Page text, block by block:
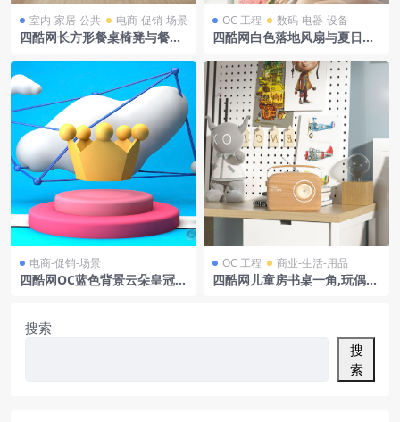
室内-家居-公共 电商-促销-场景
四酷网长方形餐桌椅凳与餐厅
OC 工程 数码-电器-设备
四酷网白色落地风扇与夏日场
电商-促销-场景
四酷网OC蓝色背景云朵皇冠音
OC 工程 商业-生活-用品
四酷网儿童房书桌一角,玩偶、
搜索
搜
索